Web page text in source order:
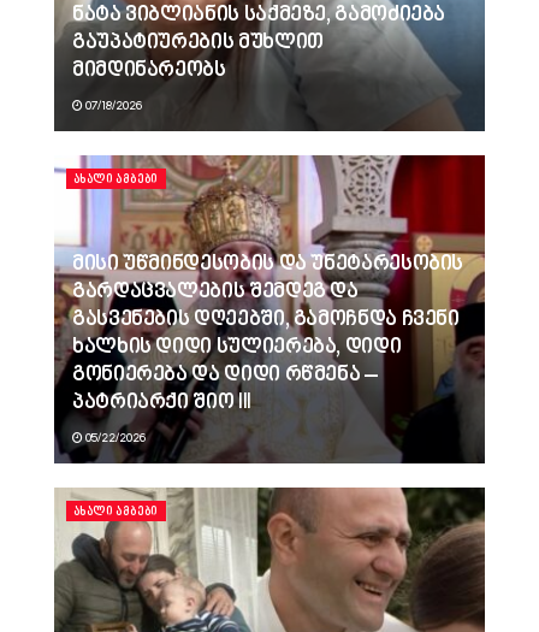
ნატა ვიბლიანის საქმეზე, გამოძიება
გაუპატიურების მუხლით
მიმდინარეობს
07/18/2026
ᲐᲮᲐᲚᲘ ᲐᲛᲑᲔᲑᲘ
მისი უწმინდესობის და უნეტარესობის
გარდაცვალების შემდეგ და
გასვენების დღეებში, გამოჩნდა ჩვენი
ხალხის დიდი სულიერება, დიდი
გონიერება და დიდი რწმენა –
პატრიარქი შიო III
05/22/2026
ᲐᲮᲐᲚᲘ ᲐᲛᲑᲔᲑᲘ